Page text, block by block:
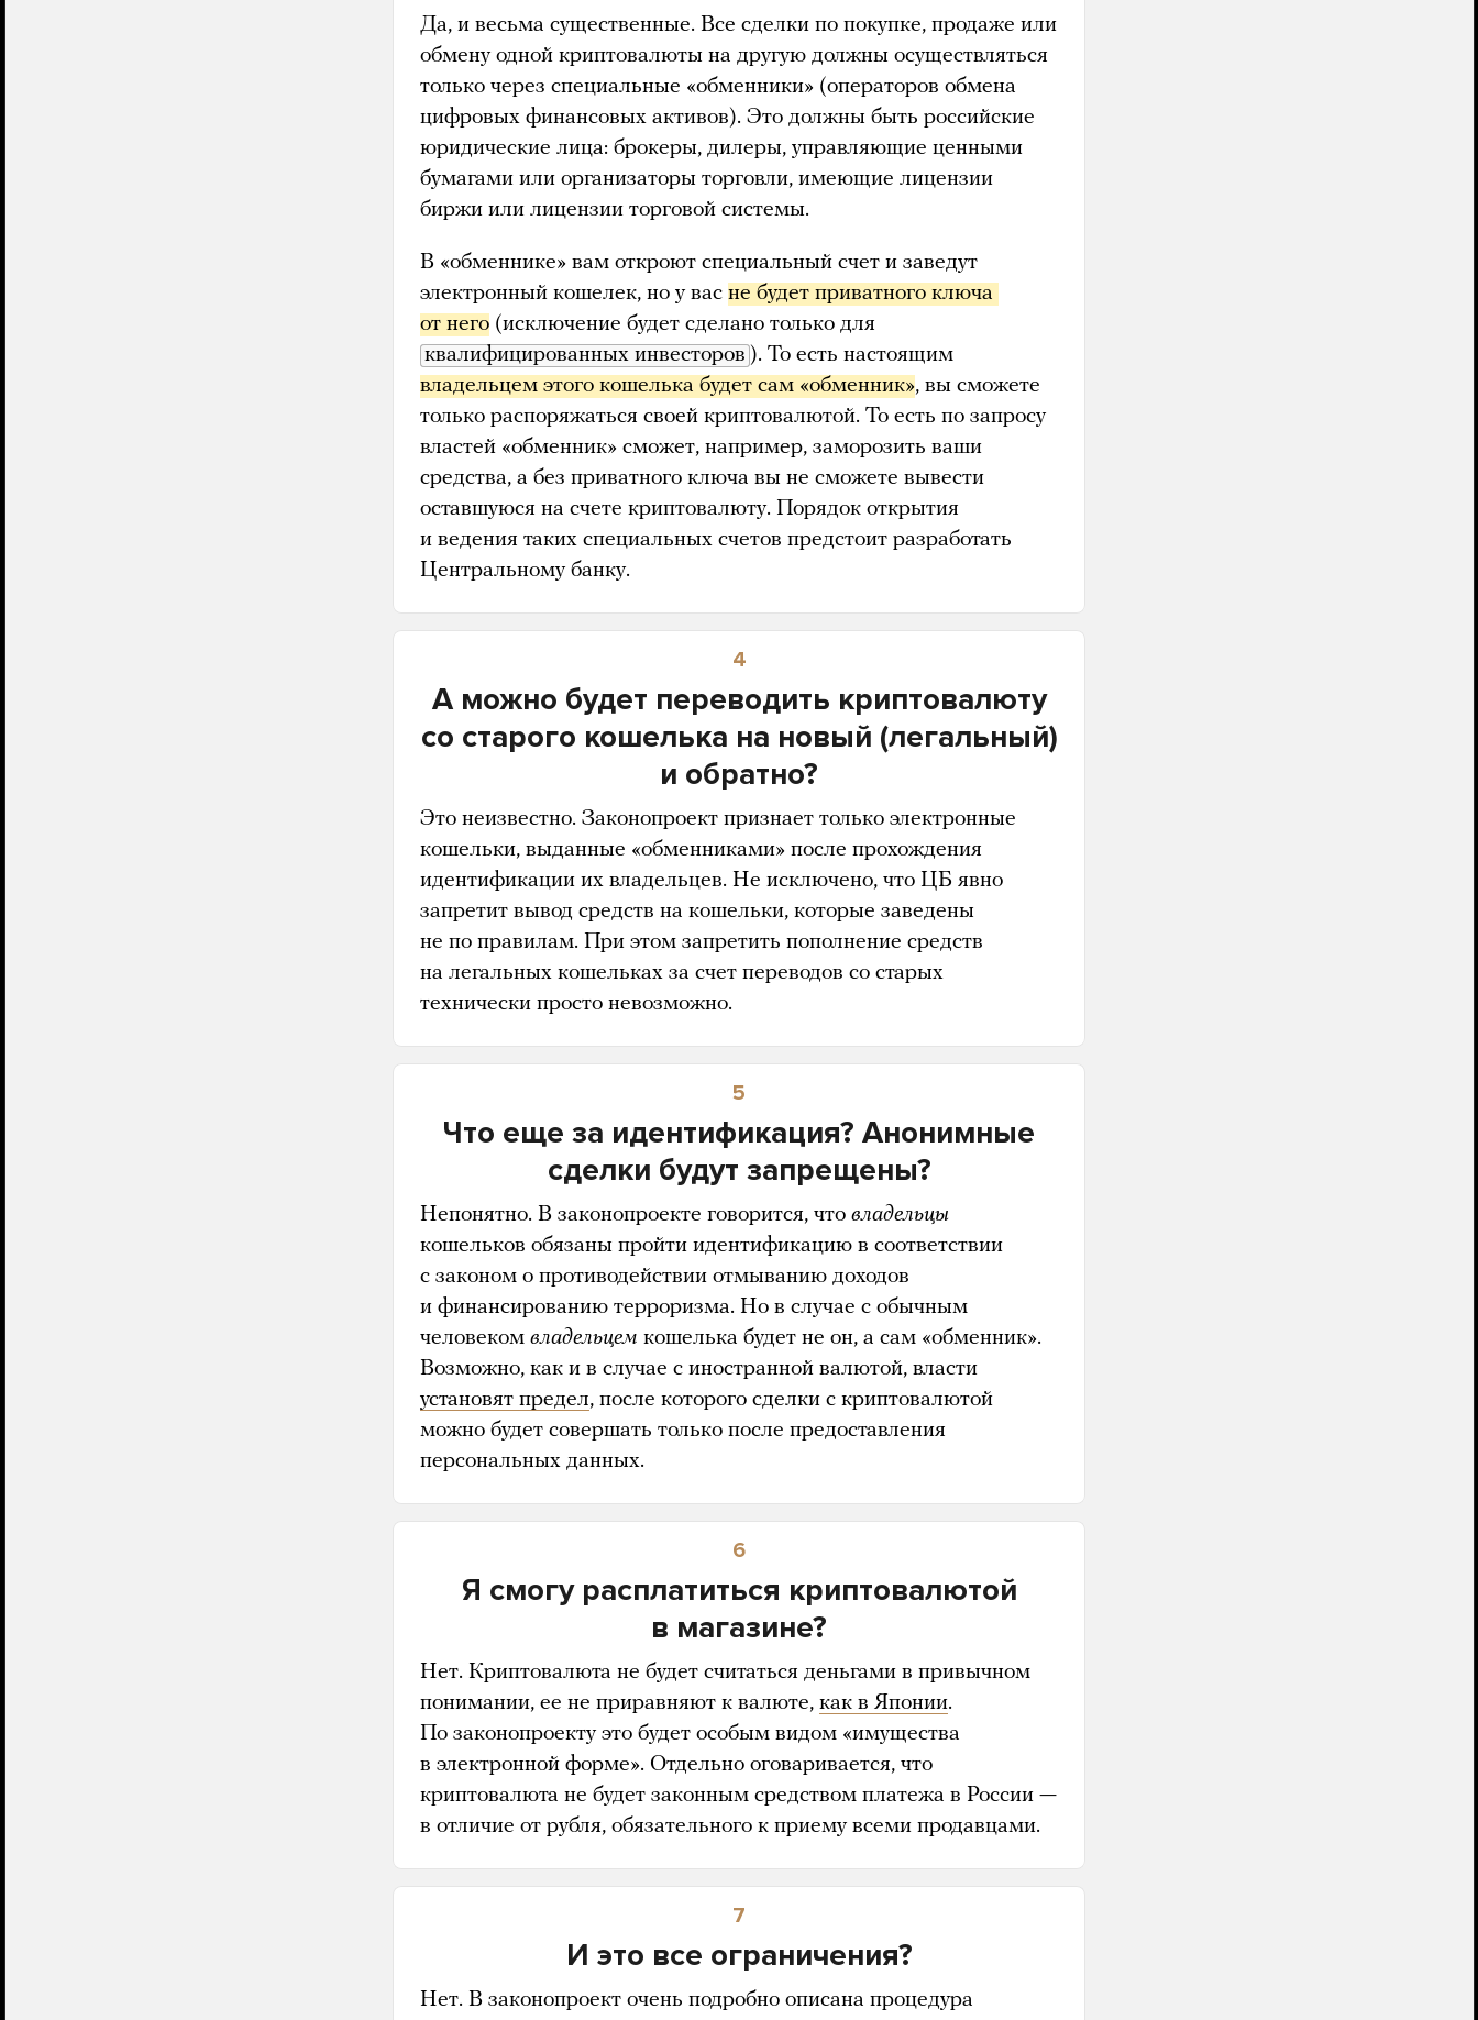
Да, и весьма существенные. Все сделки по покупке, продаже или
обмену одной криптовалюты на другую должны осуществляться
только через специальные «обменники» (операторов обмена
цифровых финансовых активов). Это должны быть российские
юридические лица: брокеры, дилеры, управляющие ценными
бумагами или организаторы торговли, имеющие лицензии
биржи или лицензии торговой системы.
В «обменнике» вам откроют специальный счет и заведут
электронный кошелек, но у вас не будет приватного ключа
от него (исключение будет сделано только для
квалифицированных инвесторов ). То есть настоящим
владельцем этого кошелька будет сам «обменник», вы сможете
только распоряжаться своей криптовалютой. То есть по запросу
властей «обменник» сможет, например, заморозить ваши
средства, а без приватного ключа вы не сможете вывести
оставшуюся на счете криптовалюту. Порядок открытия
и ведения таких специальных счетов предстоит разработать
Центральному банку.
4
А можно будет переводить криптовалюту
со старого кошелька на новый (легальный)
и обратно?
Это неизвестно. Законопроект признает только электронные
кошельки, выданные «обменниками» после прохождения
идентификации их владельцев. Не исключено, что ЦБ явно
запретит вывод средств на кошельки, которые заведены
не по правилам. При этом запретить пополнение средств
на легальных кошельках за счет переводов со старых
технически просто невозможно.
5
Что еще за идентификация? Анонимные
сделки будут запрещены?
Непонятно. В законопроекте говорится, что владельцы
кошельков обязаны пройти идентификацию в соответствии
с законом о противодействии отмыванию доходов
и финансированию терроризма. Но в случае с обычным
человеком владельцем кошелька будет не он, а сам «обменник».
Возможно, как и в случае с иностранной валютой, власти
установят предел, после которого сделки с криптовалютой
можно будет совершать только после предоставления
персональных данных.
6
Я смогу расплатиться криптовалютой
в магазине?
Нет. Криптовалюта не будет считаться деньгами в привычном
понимании, ее не приравняют к валюте, как в Японии.
По законопроекту это будет особым видом «имущества
в электронной форме». Отдельно оговаривается, что
криптовалюта не будет законным средством платежа в России —
в отличие от рубля, обязательного к приему всеми продавцами.
7
И это все ограничения?
Нет. В законопроект очень подробно описана процедура